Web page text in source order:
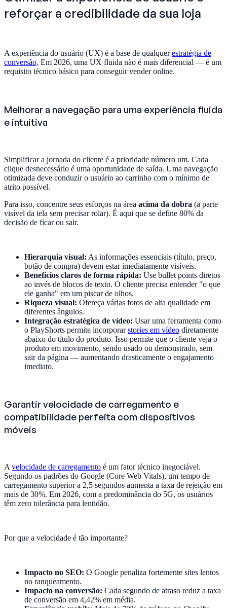
reforçar a credibilidade da sua loja
A experiência do usuário (UX) é a base de qualquerestratégia de
conversão. Em 2026, uma UX fluida não é mais diferencial — é um
requisito técnico básico para conseguir vender online.
Melhorar a navegação para uma experiência fluida
e intuitiva
Simplificar a jornada do cliente é a prioridade número um. Cada
clique desnecessário é uma oportunidade de saída. Uma navegação
otimizada deve conduzir o usuário ao carrinho com o mínimo de
atrito possível.
Para isso, concentre seus esforços na área acima da dobra (a parte
visível da tela sem precisar rolar). É aqui que se define 80% da
decisão de ficar ou sair.
Hierarquia visual: As informações essenciais (título, preço,
botão de compra) devem estar imediatamente visíveis.
Benefícios claros de forma rápida: Use bullet points diretos
ao invés de blocos de texto. O cliente precisa entender "o que
ele ganha" em um piscar de olhos.
Riqueza visual: Ofereça várias fotos de alta qualidade em
diferentes ângulos.
Integração estratégica de vídeo: Usar uma ferramenta como
o PlayShorts permite incorporarstories em vídeo diretamente
abaixo do título do produto. Isso permite que o cliente veja o
produto em movimento, sendo usado ou demonstrado, sem
sair da página — aumentando drasticamente o engajamento
imediato.
Garantir velocidade de carregamento e
compatibilidade perfeita com dispositivos
móveis
A velocidade de carregamento é um fator técnico inegociável.
Segundo os padrões do Google (Core Web Vitals), um tempo de
carregamento superior a 2,5 segundos aumenta a taxa de rejeição em
mais de 30%. Em 2026, com a predominância do 5G, os usuários
têm zero tolerância para lentidão.
Por que a velocidade é tão importante?
Impacto no SEO: O Google penaliza fortemente sites lentos
no ranqueamento.
Impacto na conversão: Cada segundo de atraso reduz a taxa
de conversão em 4,42% em média.